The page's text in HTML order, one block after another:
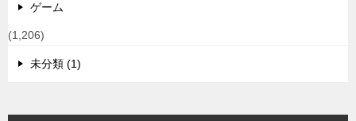
ゲーム
(1,206)
未分類 (1)